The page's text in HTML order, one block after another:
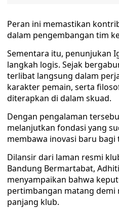
Peran ini memastikan
dalam pengembangan tim
Sementara itu, penunjukan
langkah logis. Sejak
terlibat langsung dalam
karakter pemain, serta
diterapkan di dalam skuad.
Dengan pengalaman
melanjutkan fondasi yang
membawa inovasi baru bagi
Dilansir dari laman resmi
Bandung Bermartabat,
menyampaikan bahwa
pertimbangan matang demi
panjang klub.